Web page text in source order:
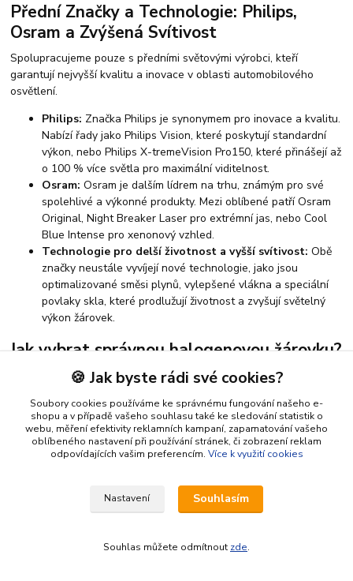
Přední Značky a Technologie: Philips,
Osram a Zvýšená Svítivost
Spolupracujeme pouze s předními světovými výrobci, kteří
garantují nejvyšší kvalitu a inovace v oblasti automobilového
osvětlení.
Philips: Značka Philips je synonymem pro inovace a kvalitu.
Nabízí řady jako Philips Vision, které poskytují standardní
výkon, nebo Philips X-tremeVision Pro150, které přinášejí až
o 100 % více světla pro maximální viditelnost.
Osram: Osram je dalším lídrem na trhu, známým pro své
spolehlivé a výkonné produkty. Mezi oblíbené patří Osram
Original, Night Breaker Laser pro extrémní jas, nebo Cool
Blue Intense pro xenonový vzhled.
Technologie pro delší životnost a vyšší svítivost: Obě
značky neustále vyvíjejí nové technologie, jako jsou
optimalizované směsi plynů, vylepšené vlákna a speciální
povlaky skla, které prodlužují životnost a zvyšují světelný
výkon žárovek.
Jak vybrat správnou halogenovou žárovku?
Výběr správné žárovky je klíčový. Zde je několik tipů:
Zkontrolujte typ patice: Vždy se řiďte doporučením
výrobce vozidla (např. H7, H4, H1). Informaci naleznete v
manuálu vozu nebo přímo na stávající žárovce.
Zvažte požadovanou svítivost a barvu světla:
svítivosti) nebo preferujete modernější, bělejší světlo (např.
Osram Cool Blue Intense)?
🍪 Jak byste rádi své cookies?
Soubory cookies používáme ke správnému fungování našeho e-
shopu a v případě vašeho souhlasu také ke sledování statistik o
webu, měření efektivity reklamních kampaní, zapamatování vašeho
oblíbeného nastavení při používání stránek, či zobrazení reklam
odpovídajících vašim preferencím. Více k využití cookies
Nastavení Souhlasím
Souhlas můžete odmítnout zde.